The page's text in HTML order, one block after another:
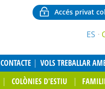
Accés privat
ES
CONTACTE VOLS TREBALLAR
COLÒNIES D'ESTIU